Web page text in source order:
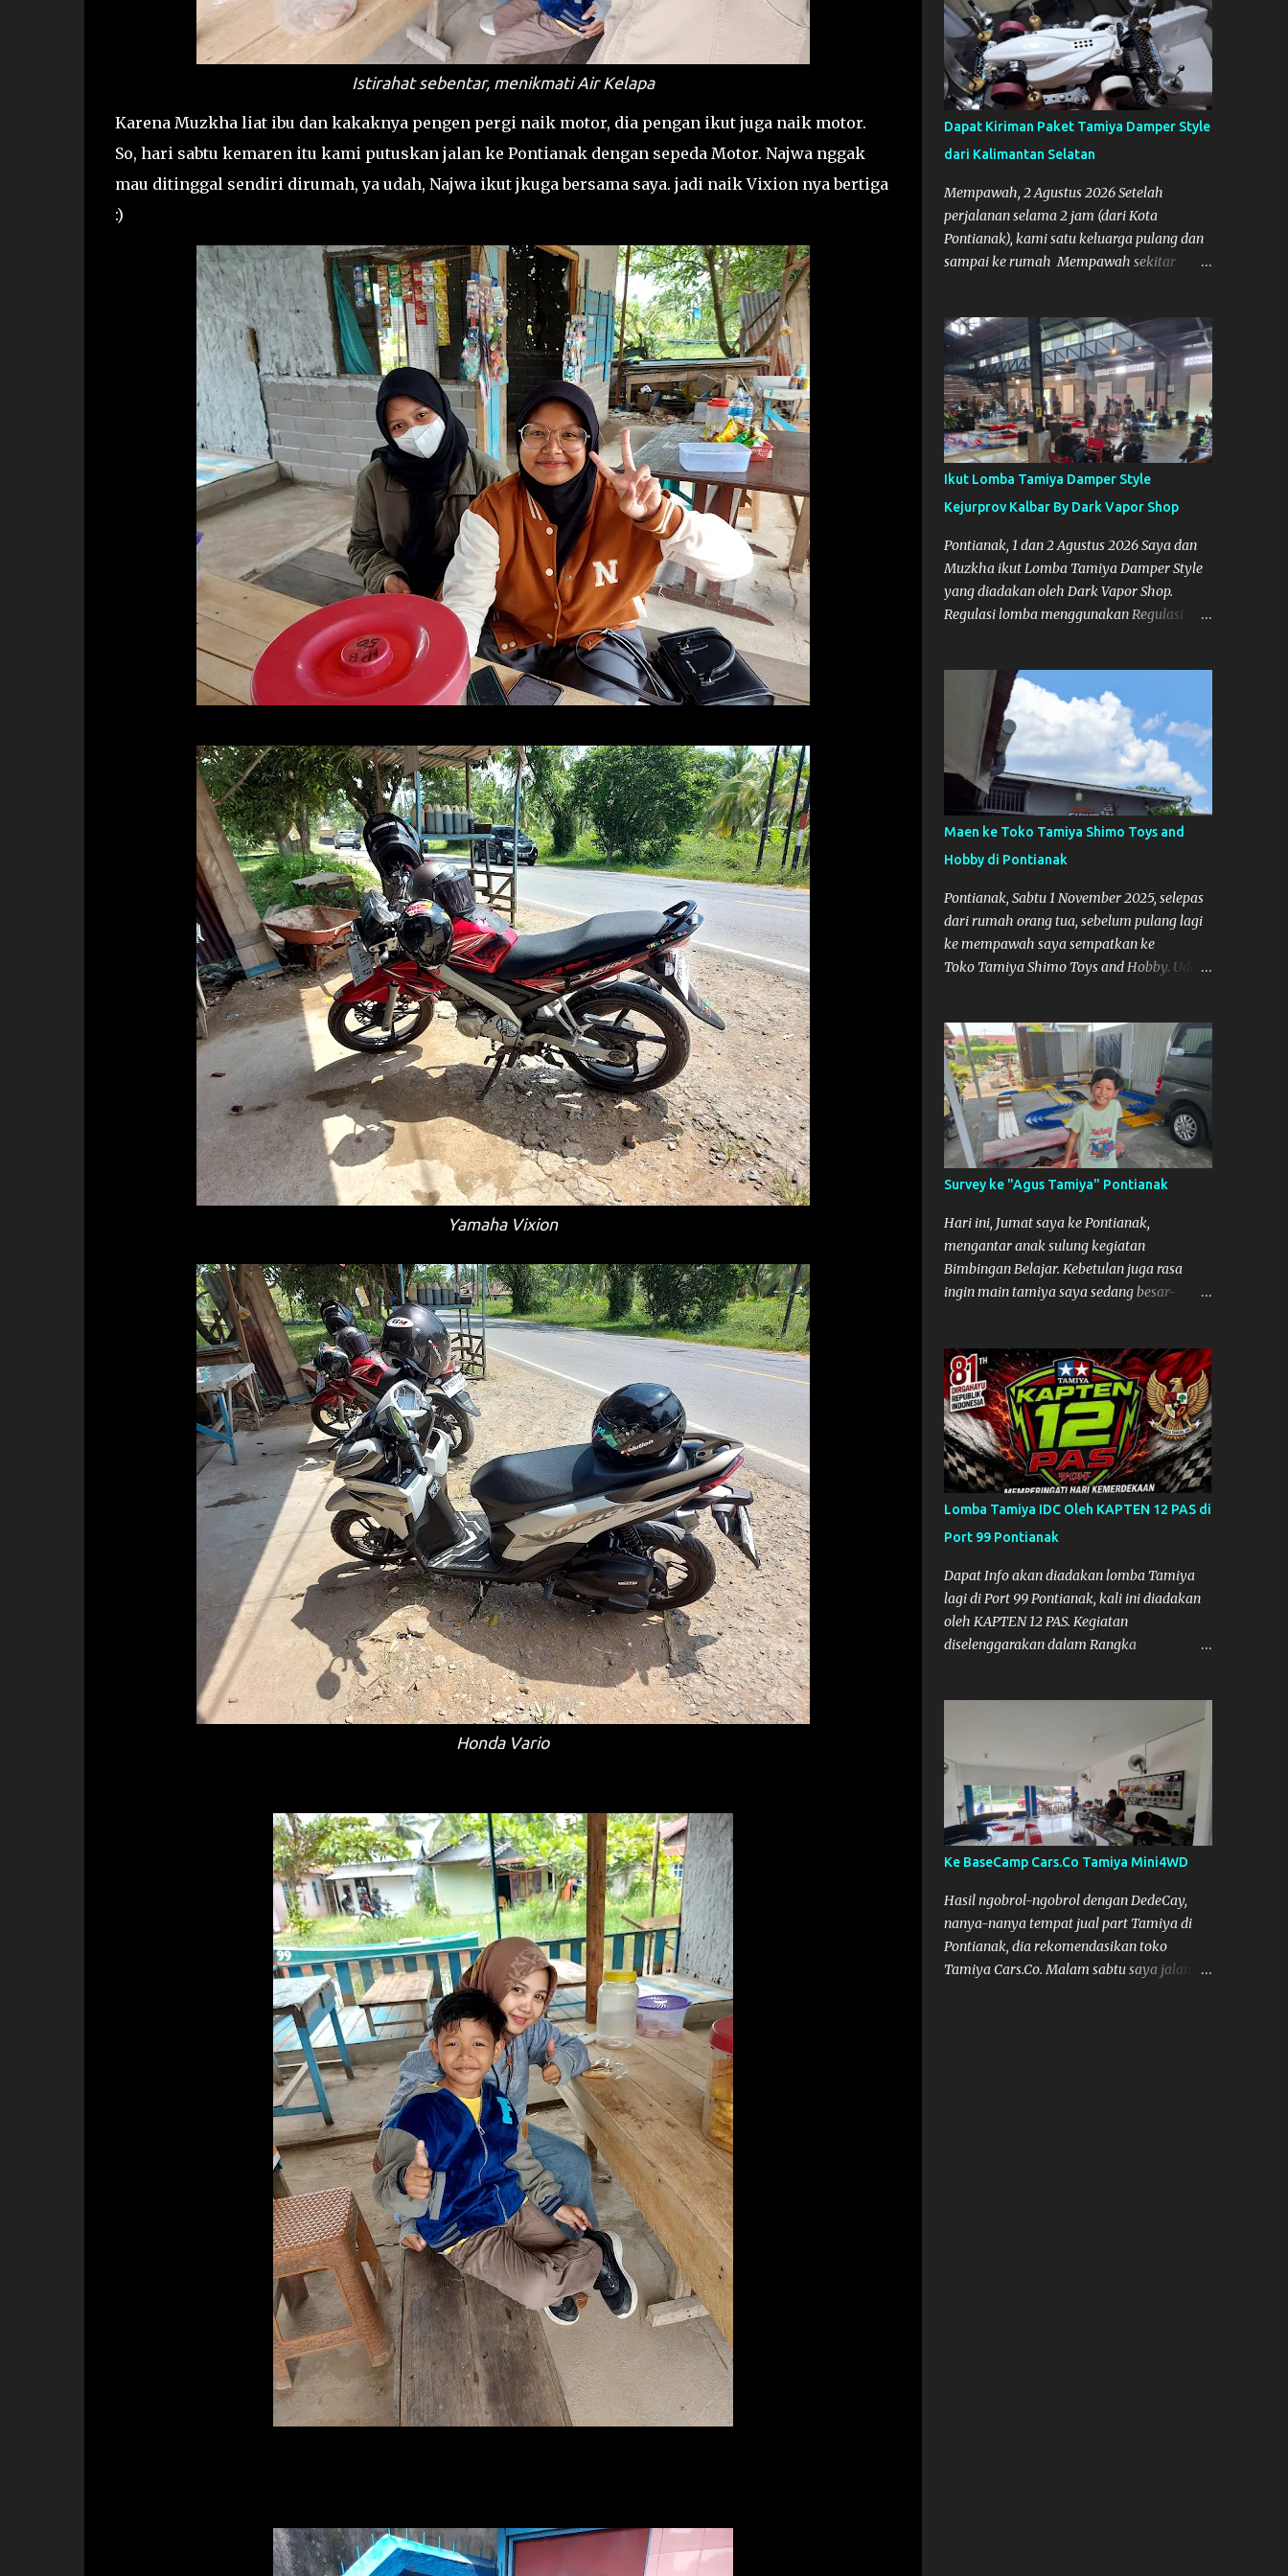
Istirahat sebentar, menikmati Air Kelapa
Karena Muzkha liat ibu dan kakaknya pengen pergi naik motor, dia pengan ikut juga naik motor.
So, hari sabtu kemaren itu kami putuskan jalan ke Pontianak dengan sepeda Motor. Najwa nggak
mau ditinggal sendiri dirumah, ya udah, Najwa ikut jkuga bersama saya. jadi naik Vixion nya bertiga
:)
Yamaha Vixion
Honda Vario
Dapat Kiriman Paket Tamiya Damper Style
dari Kalimantan Selatan
Mempawah, 2 Agustus 2026 Setelah
perjalanan selama 2 jam (dari Kota
Pontianak), kami satu keluarga pulang dan
sampai ke rumah Mempawah sekitar
Kalimantan Selatan. Tamiya IDC
Ikut Lomba Tamiya Damper Style
Kejurprov Kalbar By Dark Vapor Shop
Pontianak, 1 dan 2 Agustus 2026 Saya dan
Muzkha ikut Lomba Tamiya Damper Style
yang diadakan oleh Dark Vapor Shop.
Regulasi lomba menggunakan Regulasi
Nggak ada planning khusus sebenarnya
untuk ikut event ini, karena waktunya cukup
mepet dengan event sebelumnya karena
Saya belum banyak persiapan menyiapkan
mobil dan alat-alat. Selain itu juga ada janji
mau main ke Agus Tamiya dulu sebenarnya,
tapi karena mepet waktu, jadi lebih banyak
main disini. Oiya, untuk lomba ini lokasinya
adalah di Port 99 Kota Pontianak. Pamflet
Lomba Tamiya Oiya sebagai Informasi,
Saya dan Muzkha baru pertama kali main
disini. ya hitungannya saya sebagai new
comer lah :) Coach Dilla lagi setting
Maen ke Toko Tamiya Shimo Toys and
Hobby di Pontianak
Pontianak, Sabtu 1 November 2025, selepas
dari rumah orang tua, sebelum pulang lagi
ke mempawah saya sempatkan ke
Toko Tamiya Shimo Toys and Hobby. Udah
pengen tahu tempatnya. Datang dari
Mempawah kesini jam 12 lewat kalau ndak
salah., tokonya belum buka. kata ibu2
pemilik, bukanya di jam 1. Saya pulang dulu
ke rumah ortu di Sepakat, untuk istirahat.
So malamnya sebelum pulang ke
Mempawah saya sempatkan lagi kesini.
Saya belanja beberapa part disini. Untuk
Lokasi Tempat:
Survey ke "Agus Tamiya" Pontianak
Hari ini, Jumat saya ke Pontianak,
mengantar anak sulung kegiatan
Bimbingan Belajar. Kebetulan juga rasa
ingin main tamiya saya sedang besar-
Daripada bengong dan sambil nunggu anak
pulang, saya pikir enak kali ya main
Tamiya di Pontianak. Muzkha di Lokasi
Agus Tamiya
Lomba Tamiya IDC Oleh KAPTEN 12 PAS di
Port 99 Pontianak
Dapat Info akan diadakan lomba Tamiya
lagi di Port 99 Pontianak, kali ini diadakan
oleh KAPTEN 12 PAS. Kegiatan
diselenggarakan dalam Rangka
Semoga Muzkha dan Saya dapat
menghadiri Kegiatan tersebut. Amiin.
Ke BaseCamp Cars.Co Tamiya Mini4WD
Hasil ngobrol-ngobrol dengan DedeCay,
nanya-nanya tempat jual part Tamiya di
Pontianak, dia rekomendasikan toko
Tamiya Cars.Co. Malam sabtu saya jalan